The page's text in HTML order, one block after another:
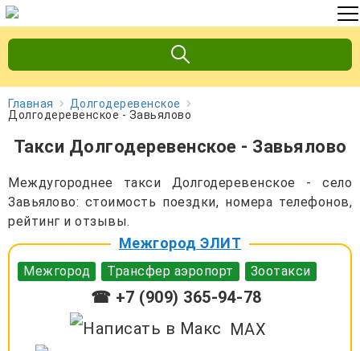
Главная
Долгодеревенское
Долгодеревенское - Завьялово
Такси Долгодеревенское - Завьялово
Междугороднее такси Долгодеревенское - село
Завьялово: стоимость поездки, номера телефонов,
рейтинг и отзывы.
Межгород ЭЛИТ
Межгород Трансфер аэропорт Зоотакси
☎ +7 (909) 365-94-78
MAX